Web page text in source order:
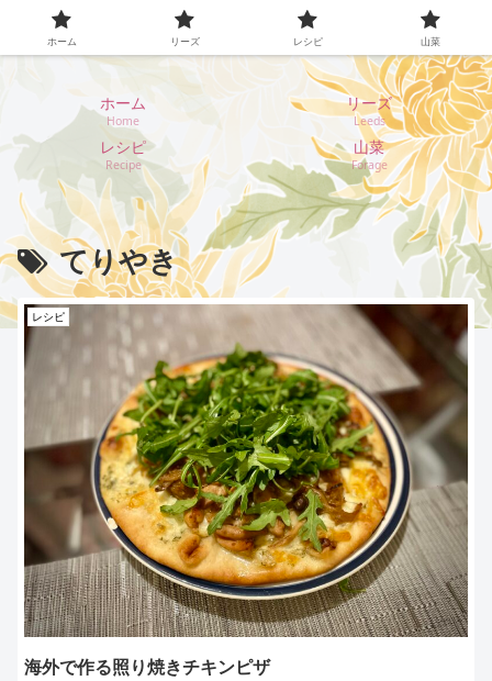
イギリス・リーズ暮らし
ホーム
Home
リーズ
Leeds
レシピ
Recipe
山菜
Forage
てりやき
レシピ
海外で作る照り焼きチキンピザ
ホーム リーズ レシピ 山菜